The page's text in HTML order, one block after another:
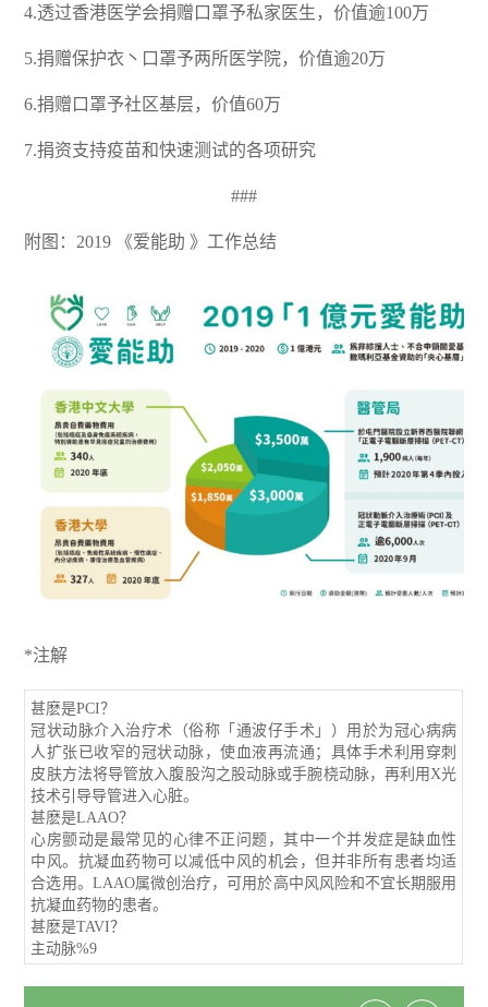
4.透过香港医学会捐赠口罩予私家医生，价值逾100万
5.捐赠保护衣丶口罩予两所医学院，价值逾20万
6.捐赠口罩予社区基层，价值60万
7.捐资支持疫苗和快速测试的各项研究
###
附图：2019 《爱能助 》工作总结
*注解
甚麽是PCI？
冠状动脉介入治疗术（俗称「通波仔手术」）用於为冠心病病
人扩张已收窄的冠状动脉，使血液再流通；具体手术利用穿刺
皮肤方法将导管放入腹股沟之股动脉或手腕桡动脉，再利用X光
技术引导导管进入心脏。
甚麽是LAAO？
心房颤动是最常见的心律不正问题，其中一个并发症是缺血性
中风。抗凝血药物可以减低中风的机会，但并非所有患者均适
合选用。LAAO属微创治疗，可用於高中风风险和不宜长期服用
抗凝血药物的患者。
甚麽是TAVI？
主动脉%9